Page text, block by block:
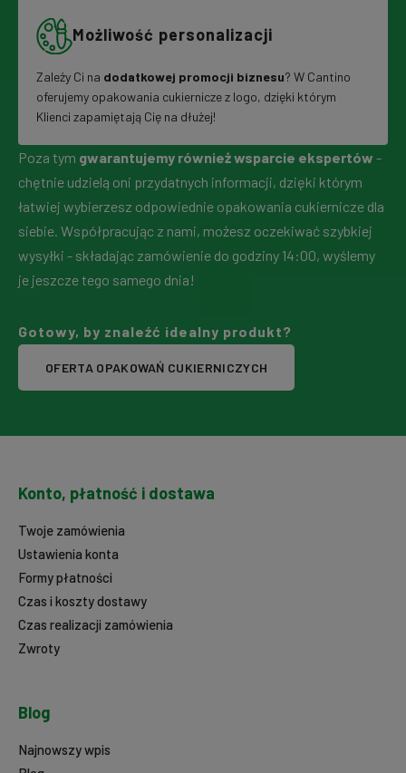
Możliwość personalizacji
Zależy Ci na dodatkowej promocji biznesu? W Cantino
oferujemy opakowania cukiernicze z logo, dzięki którym
Klienci zapamiętają Cię na dłużej!
Poza tym gwarantujemy również wsparcie ekspertów -
chętnie udzielą oni przydatnych informacji, dzięki którym
łatwiej wybierzesz odpowiednie opakowania cukiernicze dla
siebie. Współpracując z nami, możesz oczekiwać szybkiej
wysyłki - składając zamówienie do godziny 14:00, wyślemy
je jeszcze tego samego dnia!
Gotowy, by znaleźć idealny produkt?
OFERTA OPAKOWAŃ CUKIERNICZYCH
Konto, płatność i dostawa
Twoje zamówienia
Ustawienia konta
Formy płatności
Czas i koszty dostawy
Czas realizacji zamówienia
Zwroty
Blog
Najnowszy wpis